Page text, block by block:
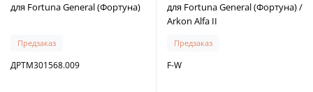
для Fortuna General (Фортуна)
Предзаказ
ДРТМ301568.009
для Fortuna General (Фортуна) /
Arkon Alfa II
Предзаказ
F-W